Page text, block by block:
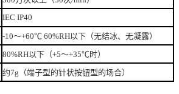
IEC IP40
-10～+60℃ 60%RH以下（无结冰、无凝露）
80%RH以下（+5～+35℃时）
约7g（端子型的针状按钮型的场合）